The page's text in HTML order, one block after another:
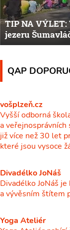
TIP NA
jezeru
QAP
vošplzeň.cz
Vyšší odborná
a
již více než 30 let
které jsou vysoce
Divadélko JoNáš
Divadélko JoNáš
a vývěsním štítem
Yoga Ateliér